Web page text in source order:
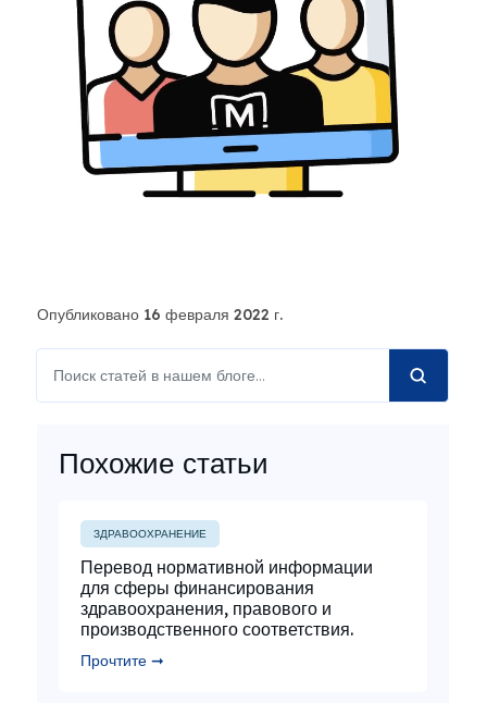
Опубликовано 16 февраля 2022 г.
Похожие статьи
ЗДРАВООХРАНЕНИЕ
Перевод нормативной информации
для сферы финансирования
здравоохранения, правового и
производственного соответствия.
Прочтите ➞